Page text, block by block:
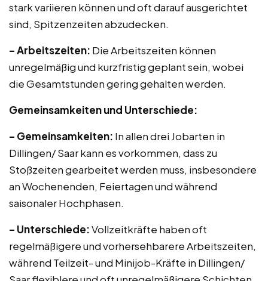
stark variieren können und oft darauf ausgerichtet
sind, Spitzenzeiten abzudecken.
– Arbeitszeiten: Die Arbeitszeiten können
unregelmäßig und kurzfristig geplant sein, wobei
die Gesamtstunden gering gehalten werden.
Gemeinsamkeiten und Unterschiede:
– Gemeinsamkeiten: In allen drei Jobarten in
Dillingen/ Saar kann es vorkommen, dass zu
Stoßzeiten gearbeitet werden muss, insbesondere
an Wochenenden, Feiertagen und während
saisonaler Hochphasen.
– Unterschiede:Vollzeitkräfte haben oft
regelmäßigere und vorhersehbarere Arbeitszeiten,
während Teilzeit- und Minijob-Kräfte in Dillingen/